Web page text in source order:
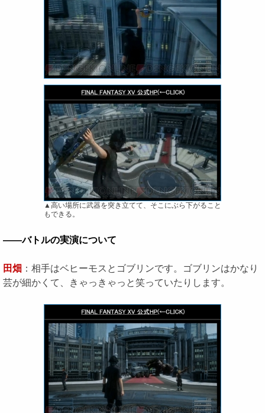
▲高い場所に武器を突き立てて、そこにぶら下がること
もできる。
――バトルの実演について
田畑 ：相手はベヒーモスとゴブリンです。ゴブリンはかなり
芸が細かくて、きゃっきゃっと笑っていたりします。